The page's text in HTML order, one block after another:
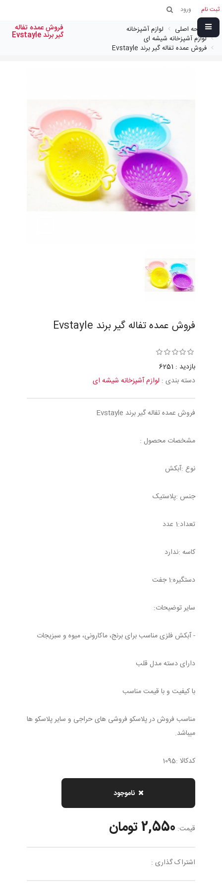
ثبت نام ورود
صفحه اصلی
لوازم آشپزخانه
لوازم آشپزخانه شیشه ای
فروش عمده تفاله گير برند Evstayle
فروش عمده تفاله
گير برند Evstayle
فروش عمده تفاله گير برند Evstayle
بازدید : 6251
دسته بندی : لوازم آشپزخانه شیشه ای
فروش عمده تفاله گير برند Evstayle
مشخصات محصول :
نوع :آبکش
جنس :پلاستیک
تعداد:1 عدد
کاسه :ندارد
دستگیره:1 جفت
سایر توضیحات:
- آبکش فلزی مناسب برای برنج، ماکارونی، میوه و سبزیجات
دارای دسته مدل قلب
با کیفیت و با قیمت مناسب
مناسب فروش در پلاسکو فروشی های حراجی و سایر پلاسکو ها
میباشد.
کدکالا :1095
ناموجود
قیمت: 2,550 تومان
اشتراک گذاری :